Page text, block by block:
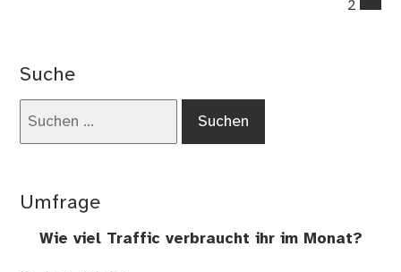
2
Suche
Umfrage
Wie viel Traffic verbraucht ihr im Monat?